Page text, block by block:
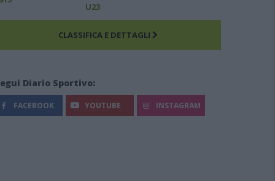
U23
CLASSIFICA E DETTAGLI
Diario Sportivo:
FACEBOOK YOUTUBE INSTAGRAM